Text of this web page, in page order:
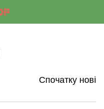
Спочатку нові